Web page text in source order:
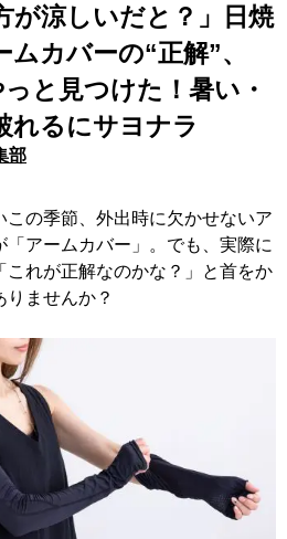
が涼しいだと？」日焼
ムカバーの“正解”、
と見つけた！暑い・
れるにサヨナラ
部
この季節、外出時に欠かせないア
「アームカバー」。でも、実際に
これが正解なのかな？」と首をか
りませんか？